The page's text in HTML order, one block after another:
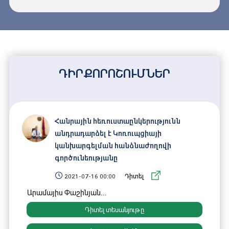
տարածվածությունը՝ քաղաքացիներին մատուցվող
արդյունքներ: Այսպես, Համաշխարհային բանկի
ինստիտուտի կողմից կիրառվող արդար կառավարման
ցուցիչների շրջանակներում 2009-­2012 թթ. ընթացքում
կայուն աճել են իրավունքի գերակայության և ձայնի
հանրային ծառայության ոլորտում 2012 թ. հունվարի 1-ից
ուժի մեջ է մտել «Հանրային ծառայության մասին» ՀՀ
օրենքը, որով կանոնակարգվում են հանրային
ծառայողների իրավունքների ու պարտականությունների,
ԴԻՐՔՈՐՈՇՈՒՄՆԵՐ
Հանրային հեռուստաընկերությունն
անդրադարձել է Կոռուպցիայի
կանխարգելման հանձնաժողովի
գործունեությանը
2021-07-16 00:00 Դիտել
Արամայիս Փաշինյան...
Դիտել տեսանյութը